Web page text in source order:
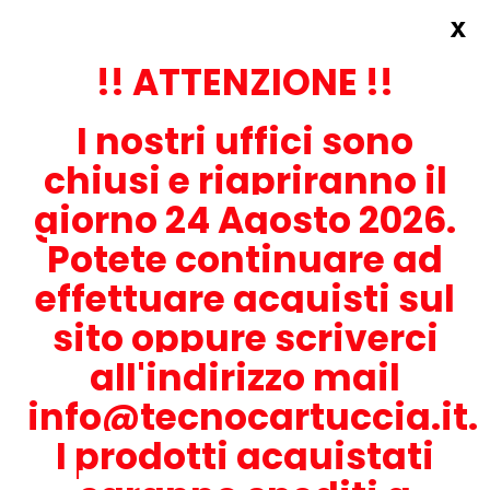
!! ATTENZIONE !!
I nostri uffici sono
chiusi e riapriranno il
giorno 24 Agosto 2026.
Potete continuare ad
effettuare acquisti sul
sito oppure scriverci
all'indirizzo mail
info@tecnocartuccia.it.
I prodotti acquistati
x
CONTATTACI
0536-1945414
ATTENZIONE! Se stai cercando i prodotti per la tua stampante,
digita solamente la parte numerica del modello tralasciando
lettere e trattini. Per esempio, se cerchi Lexmark MS317dn scrivi
solamente 317 e seleziona il modello della stampante tra quelli